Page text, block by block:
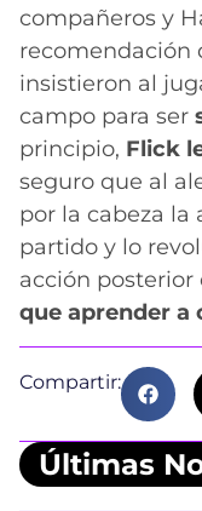
compañeros y
recomendación
insistieron al
campo para ser
principio, Flick
seguro que al
por la cabeza la
partido y lo
acción posterior
que aprender a
Compartir:
Últimas